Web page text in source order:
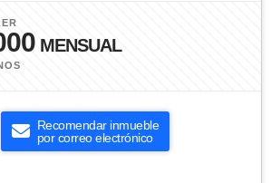
MENSUAL
Recomendar inmueble
por correo electrónico